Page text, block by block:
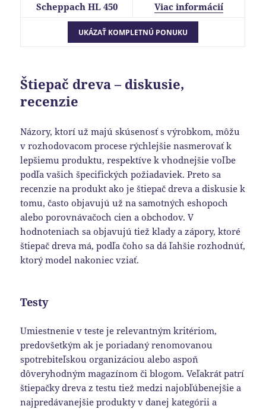
Scheppach HL 450
Viac informácií
Štiepač dreva – diskusie,
recenzie
Názory, ktorí už majú skúsenosť s výrobkom, môžu
v rozhodovacom procese rýchlejšie nasmerovať k
lepšiemu produktu, respektíve k vhodnejšie voľbe
podľa vašich špecifických požiadaviek. Preto sa
recenzie na produkt ako je štiepač dreva a diskusie k
tomu, často objavujú už na samotných eshopoch
alebo porovnávačoch cien a obchodov. V
hodnoteniach sa objavujú tiež klady a zápory, ktoré
štiepač dreva má, podľa čoho sa dá ľahšie rozhodnúť,
ktorý model nakoniec vziať.
Testy
Umiestnenie v teste je relevantným kritériom,
predovšetkým ak je poriadaný renomovanou
spotrebiteľskou organizáciou alebo aspoň
dôveryhodným magazínom či blogom. Veľakrát patrí
štiepačky dreva z testu tiež medzi najobľúbenejšie a
najpredávanejšie produkty v danej kategórii a